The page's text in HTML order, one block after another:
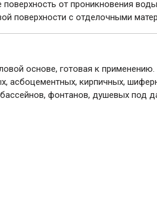
от проникновения
поверхности с отделочными
основе, готовая к
асбоцементных, кирпичных,
фонтанов, душевых под